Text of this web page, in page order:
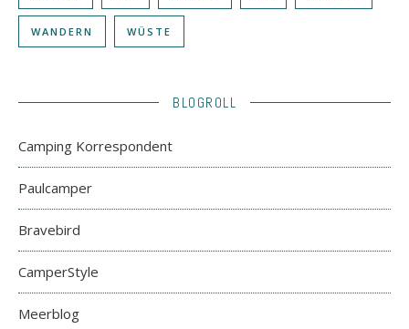
WANDERN WÜSTE
BLOGROLL
Camping Korrespondent
Paulcamper
Bravebird
CamperStyle
Meerblog